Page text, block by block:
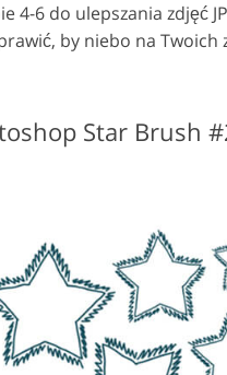
6 do ulepszania zdjęć
by niebo na Twoich
Star Brush